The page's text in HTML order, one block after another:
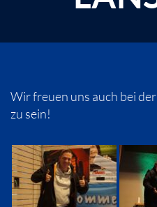
Wir freuen uns auch bei
zu sein!